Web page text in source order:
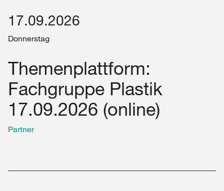
17.09.2026
Donnerstag
Themenplattform:
Fachgruppe Plastik
17.09.2026 (online)
Partner